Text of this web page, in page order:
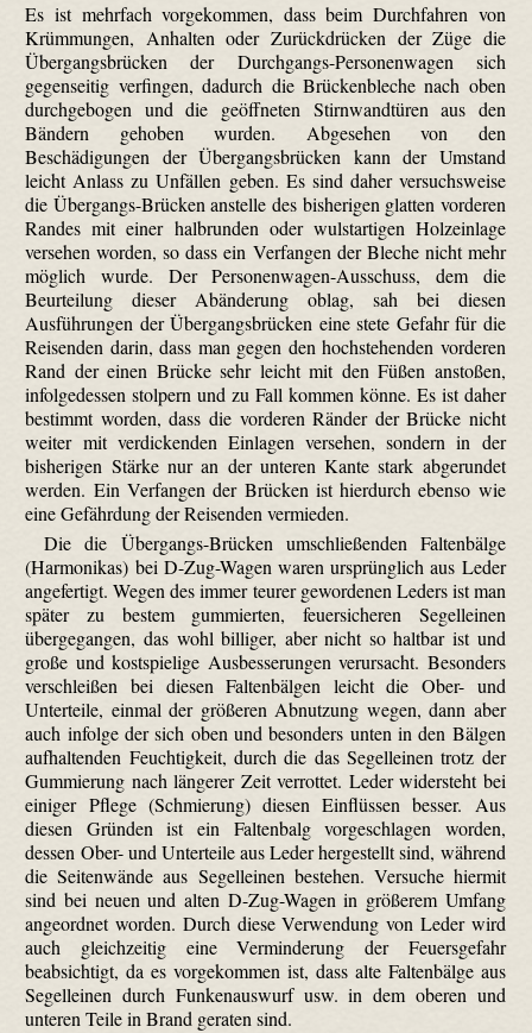
Es ist mehrfach vorgekommen, dass beim Durchfahren von
Krümmungen, Anhalten oder Zurückdrücken der Züge die
Übergangsbrücken der Durchgangs-Personenwagen sich
gegenseitig verfingen, dadurch die Brückenbleche nach oben
durchgebogen und die geöffneten Stirnwandtüren aus den
Bändern gehoben wurden. Abgesehen von den
Beschädigungen der Übergangsbrücken kann der Umstand
leicht Anlass zu Unfällen geben. Es sind daher versuchsweise
die Übergangs-Brücken anstelle des bisherigen glatten vorderen
Randes mit einer halbrunden oder wulstartigen Holzeinlage
versehen worden, so dass ein Verfangen der Bleche nicht mehr
möglich wurde. Der Personenwagen-Ausschuss, dem die
Beurteilung dieser Abänderung oblag, sah bei diesen
Ausführungen der Übergangsbrücken eine stete Gefahr für die
Reisenden darin, dass man gegen den hochstehenden vorderen
Rand der einen Brücke sehr leicht mit den Füßen anstoßen,
infolgedessen stolpern und zu Fall kommen könne. Es ist daher
bestimmt worden, dass die vorderen Ränder der Brücke nicht
weiter mit verdickenden Einlagen versehen, sondern in der
bisherigen Stärke nur an der unteren Kante stark abgerundet
werden. Ein Verfangen der Brücken ist hierdurch ebenso wie
eine Gefährdung der Reisenden vermieden.
Die die Übergangs-Brücken umschließenden Faltenbälge
(Harmonikas) bei D-Zug-Wagen waren ursprünglich aus Leder
angefertigt. Wegen des immer teurer gewordenen Leders ist man
später zu bestem gummierten, feuersicheren Segelleinen
übergegangen, das wohl billiger, aber nicht so haltbar ist und
große und kostspielige Ausbesserungen verursacht. Besonders
verschleißen bei diesen Faltenbälgen leicht die Ober- und
Unterteile, einmal der größeren Abnutzung wegen, dann aber
auch infolge der sich oben und besonders unten in den Bälgen
aufhaltenden Feuchtigkeit, durch die das Segelleinen trotz der
Gummierung nach längerer Zeit verrottet. Leder widersteht bei
einiger Pflege (Schmierung) diesen Einflüssen besser. Aus
diesen Gründen ist ein Faltenbalg vorgeschlagen worden,
dessen Ober- und Unterteile aus Leder hergestellt sind, während
die Seitenwände aus Segelleinen bestehen. Versuche hiermit
sind bei neuen und alten D-Zug-Wagen in größerem Umfang
angeordnet worden. Durch diese Verwendung von Leder wird
auch gleichzeitig eine Verminderung der Feuersgefahr
beabsichtigt, da es vorgekommen ist, dass alte Faltenbälge aus
Segelleinen durch Funkenauswurf usw. in dem oberen und
unteren Teile in Brand geraten sind.